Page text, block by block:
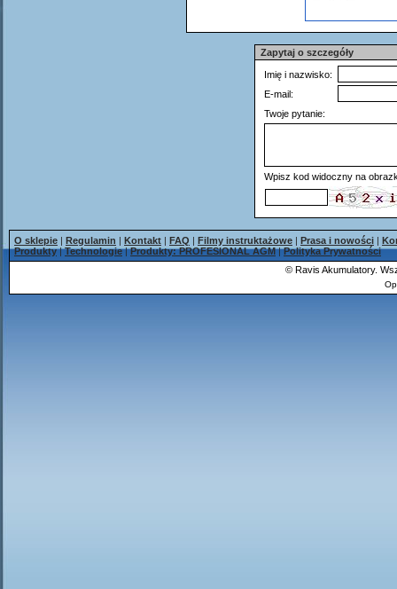
Zapytaj o szczegóły
Imię i nazwisko:
E-mail:
Twoje pytanie:
Wpisz kod widoczny na
O sklepie | Regulamin | Kontakt | FAQ | Filmy instruktażowe | Prasa i nowości |
Produkty|Technologie|Produkty: PROFESIONAL AGM|Polityka Prywatności
© Ravis Akumulatory.